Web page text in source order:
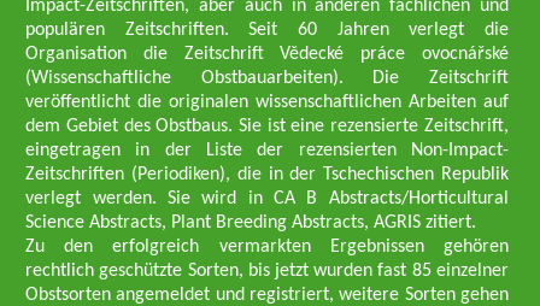
Impact-Zeitschriften, aber auch in anderen fachlichen und
populären Zeitschriften. Seit 60 Jahren verlegt die
Organisation die Zeitschrift Vědecké práce ovocnářské
(Wissenschaftliche Obstbauarbeiten). Die Zeitschrift
veröffentlicht die originalen wissenschaftlichen Arbeiten auf
dem Gebiet des Obstbaus. Sie ist eine rezensierte Zeitschrift,
eingetragen in der Liste der rezensierten Non-Impact-
Zeitschriften (Periodiken), die in der Tschechischen Republik
verlegt werden. Sie wird in CA B Abstracts/Horticultural
Science Abstracts, Plant Breeding Abstracts, AGRIS zitiert.
Zu den erfolgreich vermarkten Ergebnissen gehören
rechtlich geschützte Sorten, bis jetzt wurden fast 85 einzelner
Obstsorten angemeldet und registriert, weitere Sorten gehen